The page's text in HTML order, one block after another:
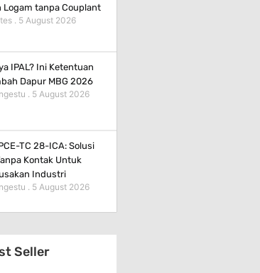
Logam tanpa Couplant
5 August 2026
IPAL? Ini Ketentuan
Dapur MBG 2026
5 August 2026
TC 28-ICA: Solusi
Kontak Untuk
Industri
5 August 2026
Seller